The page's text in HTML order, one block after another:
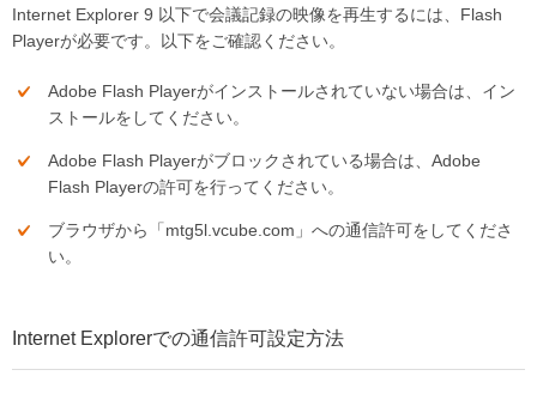
Internet Explorer 9 以下で会議記録の映像を再生するには、Flash
Playerが必要です。以下をご確認ください。
Adobe Flash Playerがインストールされていない場合は、イン
ストールをしてください。
Adobe Flash Playerがブロックされている場合は、Adobe
Flash Playerの許可を行ってください。
ブラウザから「mtg5l.vcube.com」への通信許可をしてくださ
い。
Internet Explorerでの通信許可設定方法